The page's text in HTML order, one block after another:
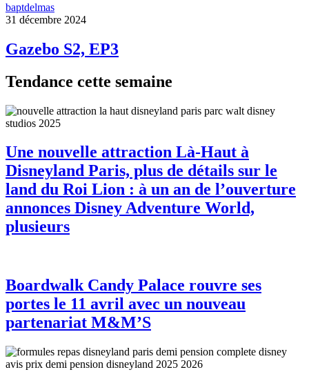
baptdelmas
31 décembre 2024
Gazebo S2, EP3
Tendance cette semaine
Une nouvelle attraction Là-Haut à
Disneyland Paris, plus de détails sur le
land du Roi Lion : à un an de l’ouverture
annonces Disney Adventure World,
plusieurs
Boardwalk Candy Palace rouvre ses
portes le 11 avril avec un nouveau
partenariat M&M’S